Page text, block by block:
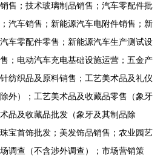
售；技术玻璃制品销售；汽车零配件批
汽车销售；新能源汽车电附件销售；新
车零配件零售；新能源汽车生产测试设
；电动汽车充电基础设施运营；五金产
纺织品及原料销售；工艺美术品及礼仪
外）；工艺美术品及收藏品零售（象牙
品及收藏品批发（象牙及其制品除
宝首饰批发；美发饰品销售；农业园艺
调查（不含涉外调查）；市场营销策